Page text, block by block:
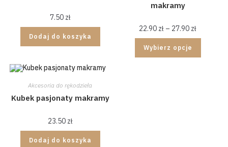
7.50 zł
Dodaj do koszyka
makramy
22.90 zł – 27.90 zł
Wybierz opcje
Akcesoria do rękodzieła
Kubek pasjonaty makramy
23.50 zł
Dodaj do koszyka